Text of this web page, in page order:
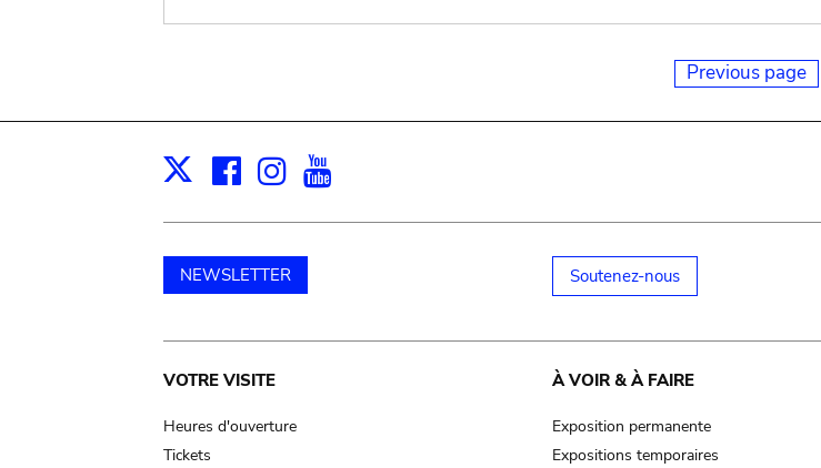
Previous page
X Facebook
Instagram
NEWSLETTER Soutenez-nous
Main
navigation
VOTRE VISITE
Heures d'ouverture
Tickets
À VOIR & À FAIRE
Exposition permanente
Expositions temporaires